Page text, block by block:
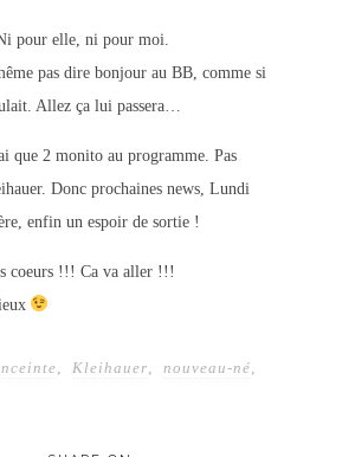
pour elle, ni pour moi.
pas dire bonjour au BB, comme si
Allez ça lui passera…
que 2 monito au programme. Pas
Donc prochaines news, Lundi
enfin un espoir de sortie !
coeurs !!! Ca va aller !!!
Kleihauer nouveau-né